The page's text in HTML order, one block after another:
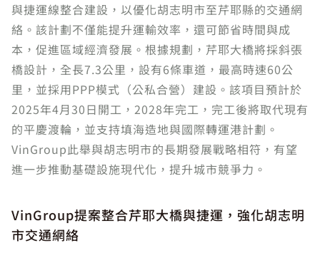
與捷運線整合建設，以優化胡志明市至芹耶縣的交通網
絡。該計劃不僅能提升運輸效率，還可節省時間與成
本，促進區域經濟發展。根據規劃，芹耶大橋將採斜張
橋設計，全長7.3公里，設有6條車道，最高時速60公
里，並採用PPP模式（公私合營）建設。該項目預計於
2025年4月30日開工，2028年完工，完工後將取代現有
的平慶渡輪，並支持填海造地與國際轉運港計劃。
VinGroup此舉與胡志明市的長期發展戰略相符，有望
進一步推動基礎設施現代化，提升城市競爭力。
VinGroup提案整合芹耶大橋與捷運，強化胡志明
市交通網絡